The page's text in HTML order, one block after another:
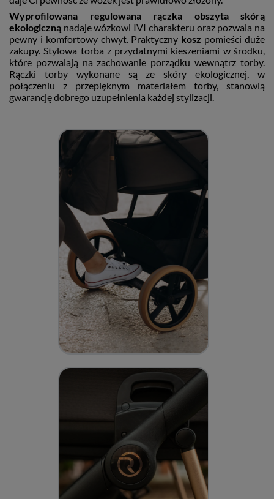
Wyprofilowana regulowana rączka obszyta skórą
ekologiczną nadaje wózkowi IVI charakteru oraz pozwala na
pewny i komfortowy chwyt. Praktyczny kosz pomieści duże
zakupy. Stylowa torba z przydatnymi kieszeniami w środku,
które pozwalają na zachowanie porządku wewnątrz torby.
Rączki torby wykonane są ze skóry ekologicznej, w
połączeniu z przepięknym materiałem torby, stanowią
gwarancję dobrego uzupełnienia każdej stylizacji.